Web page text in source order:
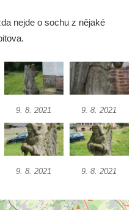
nejde o sochu z nějaké
9. 8. 2021 9. 8. 2021
9. 8. 2021 9. 8. 2021